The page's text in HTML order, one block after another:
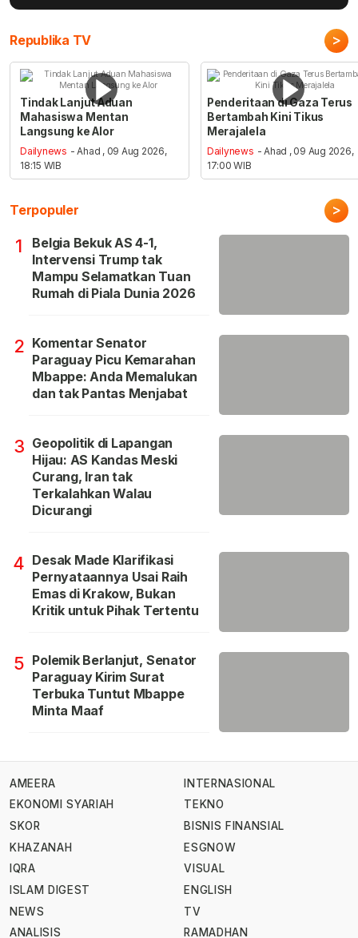
Republika TV >
Tindak Lanjut Aduan
Mahasiswa Mentan
Langsung ke Alor
Dailynews - Ahad , 09 Aug 2026,
18:15 WIB
Penderitaan di Gaza Terus
Bertambah Kini Tikus
Merajalela
Dailynews - Ahad , 09 Aug 2026,
17:00 WIB
Terpopuler >
1
Belgia Bekuk AS 4-1,
Intervensi Trump tak
Mampu Selamatkan Tuan
Rumah di Piala Dunia 2026
2 Komentar Senator
Paraguay Picu Kemarahan
Mbappe: Anda Memalukan
dan tak Pantas Menjabat
3 Geopolitik di Lapangan
Hijau: AS Kandas Meski
Curang, Iran tak
Terkalahkan Walau
Dicurangi
4 Desak Made Klarifikasi
Pernyataannya Usai Raih
Emas di Krakow, Bukan
Kritik untuk Pihak Tertentu
5 Polemik Berlanjut, Senator
Paraguay Kirim Surat
Terbuka Tuntut Mbappe
Minta Maaf
AMEERA
EKONOMI SYARIAH
SKOR
KHAZANAH
IQRA
ISLAM DIGEST
NEWS
ANALISIS
INTERNASIONAL
TEKNO
BISNIS FINANSIAL
ESGNOW
VISUAL
ENGLISH
TV
RAMADHAN